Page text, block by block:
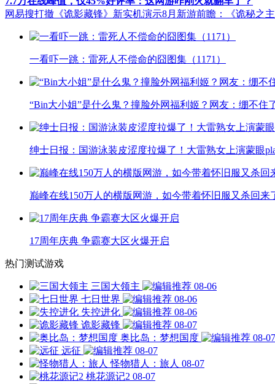
网易搜打撤《诡影藏锋》新实机演示8月新游前瞻：《诡秘之
一看吓一跳：雷死人不偿命的囧图集（1171）
“Bin大小姐”是什么鬼？撞脸外网福利姬？网友：绷不住
绅士日报：国游泳装皮涩度拉爆了！大雷熟女上演蒙眼
巅峰在线150万人的横版网游，如今带着怀旧服又杀回来
17周年庆典 争霸赛大区火爆开启
热门测试游戏
三国大领主
08-06
七日世界
08-06
失控进化
08-06
诡影藏锋
08-07
奥比岛：梦想国度
08-07
远征
08-07
怪物猎人：旅人 08-07
桃花源记2 08-07